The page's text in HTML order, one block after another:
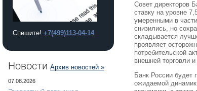
Совет директоров
ставку на уровне
умеренными в
снизились, но
складывается
проявляет
потребительской
внешней торговли
Банк России будет
ожидаемой
Спешите! +7(499)113-04-14
Новости Архив новостей »
07.08.2026